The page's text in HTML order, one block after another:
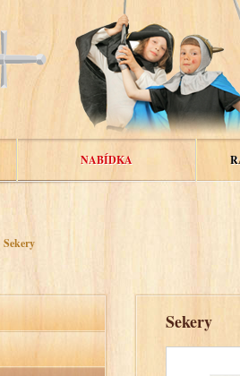
NABÍDKA
Sekery
Sekery